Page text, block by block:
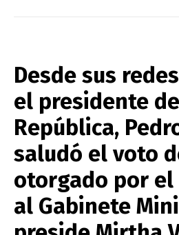
Desde sus
el presidente
República,
saludó el voto
otorgado por el
al Gabinete